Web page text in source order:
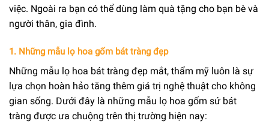
việc. Ngoài ra bạn có thể dùng làm quà tặng cho bạn bè và
người thân, gia đình.
1. Những mẫu lọ hoa gốm bát tràng đẹp
Những mẫu lọ hoa bát tràng đẹp mắt, thẩm mỹ luôn là sự
lựa chọn hoàn hảo tăng thêm giá trị nghệ thuật cho không
gian sống. Dưới đây là những mẫu lọ hoa gốm sứ bát
tràng được ưa chuộng trên thị trường hiện nay: